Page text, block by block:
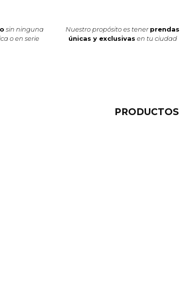
sin ninguna
o en serie
Nuestro propósito es tener prendas
únicas y exclusivas en tu ciudad